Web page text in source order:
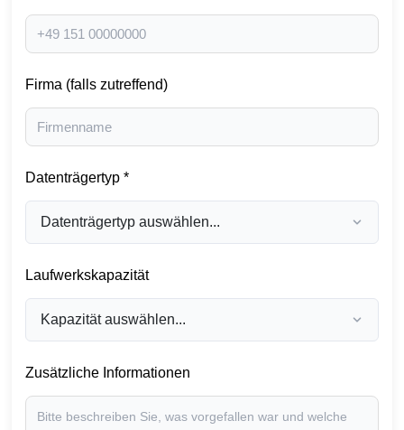
Firma (falls zutreffend)
Datenträgertyp *
Laufwerkskapazität
Zusätzliche Informationen